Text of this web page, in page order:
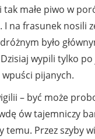
małe piwo w
na frasunek nosili
było
wypili tylko
pijanych.
– być może
ów tajemniczy
Przez szyby